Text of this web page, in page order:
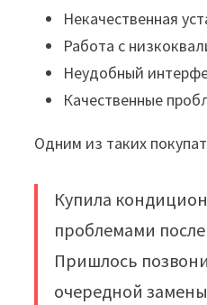
Некачественная
Работа с
Неудобный
Качественные
Одним из таких
Купила
проблемами
Пришлось
очередной